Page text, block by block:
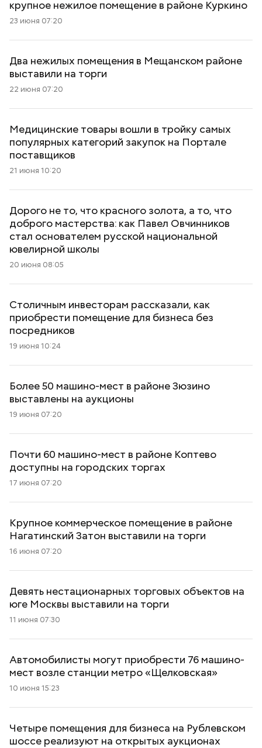
крупное нежилое помещение в районе Куркино
23 июня 07:20
Два нежилых помещения в Мещанском районе
выставили на торги
22 июня 07:20
Медицинские товары вошли в тройку самых
популярных категорий закупок на Портале
поставщиков
21 июня 10:20
Дорого не то, что красного золота, а то, что
доброго мастерства: как Павел Овчинников
стал основателем русской национальной
ювелирной школы
20 июня 08:05
Столичным инвесторам рассказали, как
приобрести помещение для бизнеса без
посредников
19 июня 10:24
Более 50 машино-мест в районе Зюзино
выставлены на аукционы
19 июня 07:20
Почти 60 машино-мест в районе Коптево
доступны на городских торгах
17 июня 07:20
Крупное коммерческое помещение в районе
Нагатинский Затон выставили на торги
16 июня 07:20
Девять нестационарных торговых объектов на
юге Москвы выставили на торги
11 июня 07:30
Автомобилисты могут приобрести 76 машино-
мест возле станции метро «Щелковская»
10 июня 15:23
Четыре помещения для бизнеса на Рублевском
шоссе реализуют на открытых аукционах